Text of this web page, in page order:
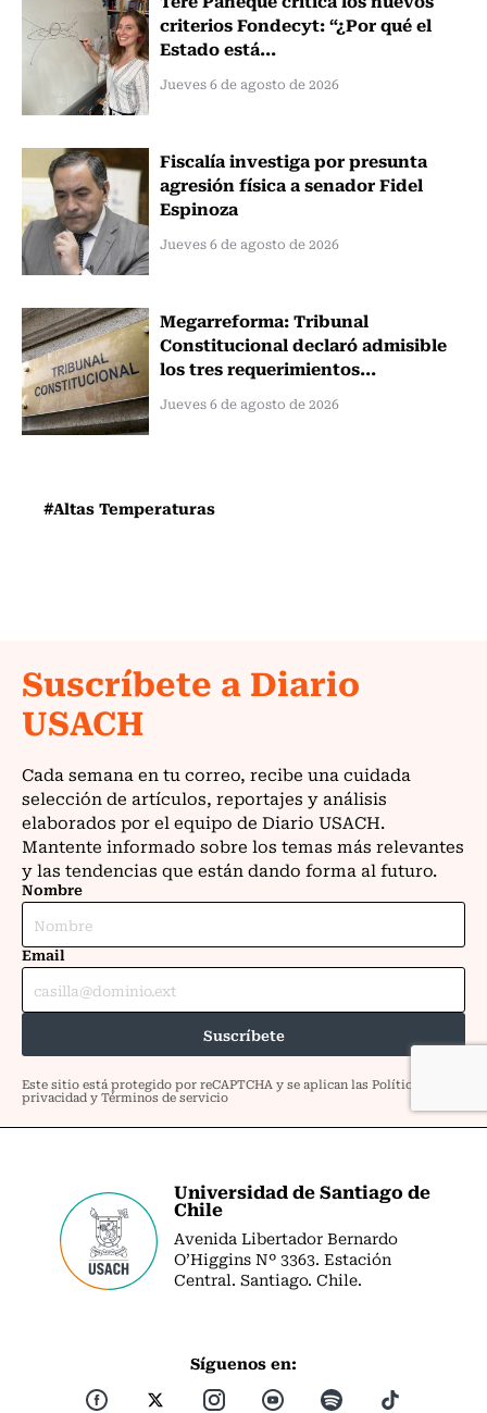
criterios Fondecyt: “¿Por qué el
Estado está...
Jueves 6 de agosto de 2026
Fiscalía investiga por presunta
agresión física a senador Fidel
Espinoza
Jueves 6 de agosto de 2026
Megarreforma: Tribunal
Constitucional declaró admisible
los tres requerimientos...
Jueves 6 de agosto de 2026
#Altas Temperaturas
Universidad de Santiago de
Chile
Avenida Libertador Bernardo
O’Higgins Nº 3363. Estación
Central. Santiago. Chile.
Síguenos en: